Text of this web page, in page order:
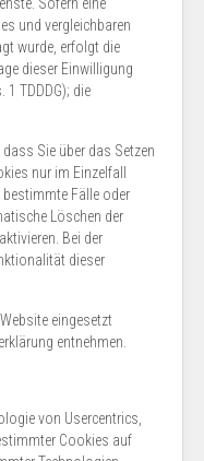
und vergleichbaren
wurde, erfolgt die
dieser Einwilligung
1 TDDDG); die
Sie über das Setzen
nur im Einzelfall
Fälle oder
Löschen der
Bei der
dieser
eingesetzt
entnehmen.
von Usercentrics,
Cookies auf